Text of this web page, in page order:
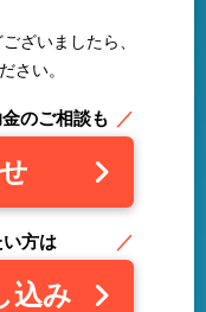
ざいましたら、
さい。
のご相談も
方は
込み